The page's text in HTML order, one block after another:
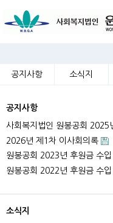
공지사항 소식지
공지사항
사회복지법인 원봉공회 2025
2026년 제1차 이사회의록
원봉공회 2023년 후원금 수
원봉공회 2022년 후원금 수
소식지